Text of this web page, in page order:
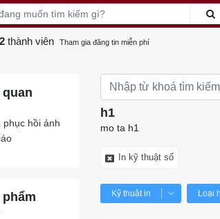
thành viên Tham gia đăng tin miễn phí
phục hồi ảnh
h1
mo ta h1
In kỹ thuật số
Kỹ thuật in Loại